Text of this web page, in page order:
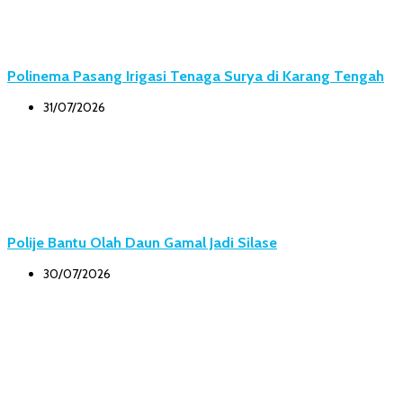
Polinema Pasang Irigasi Tenaga Surya di Karang Tengah
31/07/2026
Polije Bantu Olah Daun Gamal Jadi Silase
30/07/2026